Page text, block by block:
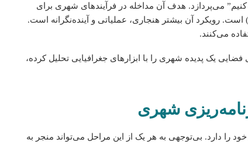
می‌پردازد. هدف آن مداخله در فرآیندهای شهری برای
رویکرد آن بیشتر هنجاری، عملیاتی و آینده‌نگرانه است.
می‌کنند.
فضایی یک پدیده شهری را با ابزارهای جغرافیایی تحلیل کرده،
شهری
را دارد. بی‌توجهی به هر یک از این مراحل می‌تواند منجر به